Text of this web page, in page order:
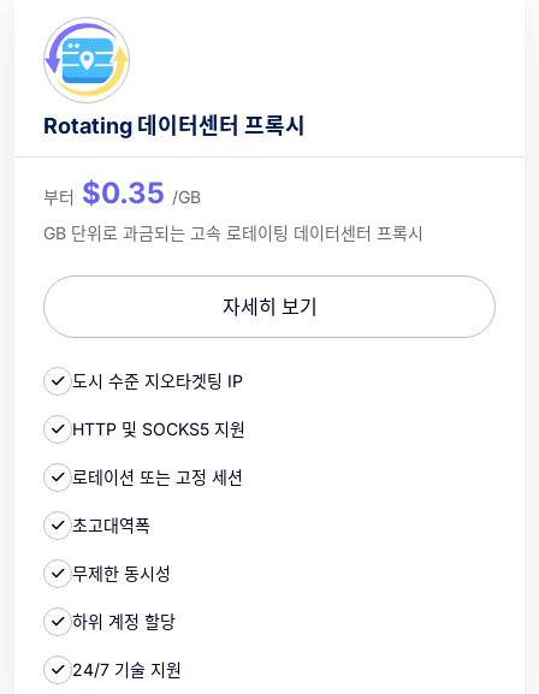
Rotating 데이터센터 프록시
부터 $0.35 /GB
GB 단위로 과금되는 고속 로테이팅 데이터센터 프록시
자세히 보기
도시 수준 지오타겟팅 IP
HTTP 및 SOCKS5 지원
로테이션 또는 고정 세션
초고대역폭
무제한 동시성
하위 계정 할당
24/7 기술 지원